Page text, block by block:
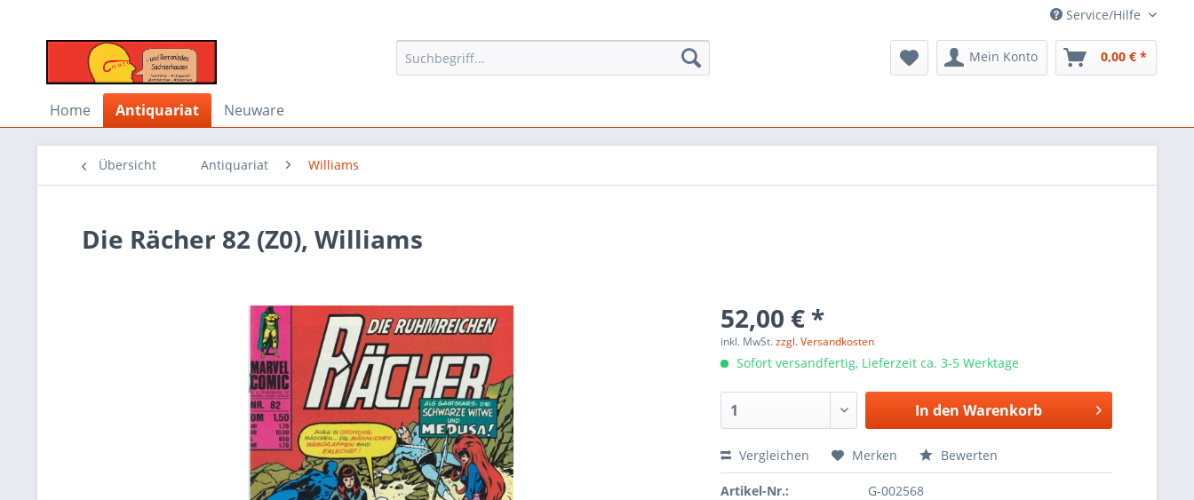
Service/Hilfe
Mein Konto 0,00 € *
Home Antiquariat Neuware
Übersicht Antiquariat Williams
Die Rächer 82 (Z0), Williams
52,00 € *
inkl. MwSt.zzgl. Versandkosten
Sofort versandfertig, Lieferzeit ca. 3-5 Werktage
In den Warenkorb
Vergleichen Merken Bewerten
Artikel-Nr.: G-002568